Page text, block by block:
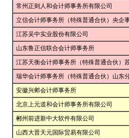
常州正则人和会计师事务所有限公司
立信会计师事务所（特殊普通合伙）央企
江苏吴中实业股份有限公司
山东鲁正信联合会计师事务所
江苏天衡会计师事务所（特殊普通合伙）
瑞华会计师事务所（特殊普通合伙）山东
安徽兴邺会计师事务所
北京上元道和会计师事务所有限公司
郴州前进新中大软件有限公司
山西大晋天元国际贸易有限公司